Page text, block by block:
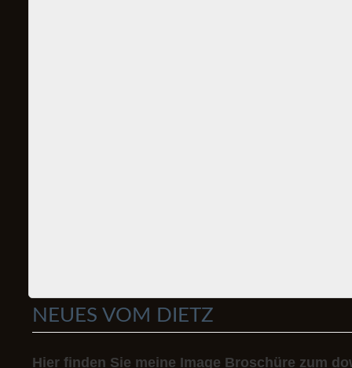
NEUES VOM DIETZ
Hier finden Sie meine Image Broschüre zum